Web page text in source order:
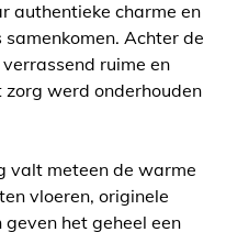
authentieke charme en
Achter de
ruime en
werd onderhouden
valt meteen de warme
vloeren, originele
het geheel een